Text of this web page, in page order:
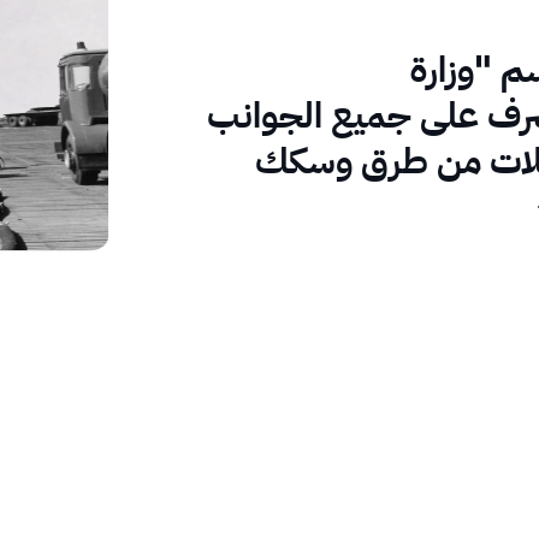
"وزارة
على جميع الجوانب
من طرق وسكك